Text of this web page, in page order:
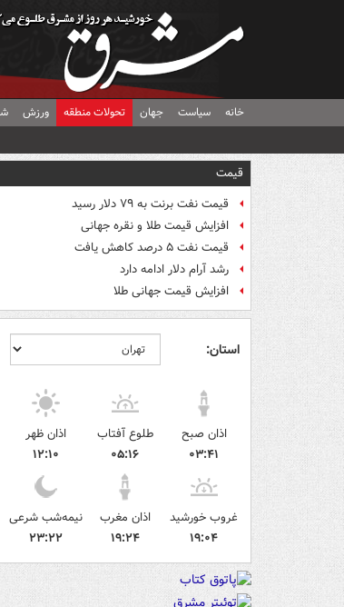
خانه سیاست جهان تحولات منطقه ورزش
قیمت
قیمت نفت برنت به ۷۹ دلار رسید
افزایش قیمت طلا و نقره جهانی
قیمت نفت ۵ درصد کاهش یافت
رشد آرام دلار ادامه دارد
افزایش قیمت جهانی طلا
استان:
اذان صبح
۰۳:۴۱
طلوع آفتاب
۰۵:۱۶
اذان ظهر
۱۲:۱۰
غروب خورشید
۱۹:۰۴
اذان مغرب
۱۹:۲۴
نیمه‌شب شرعی
۲۳:۲۲